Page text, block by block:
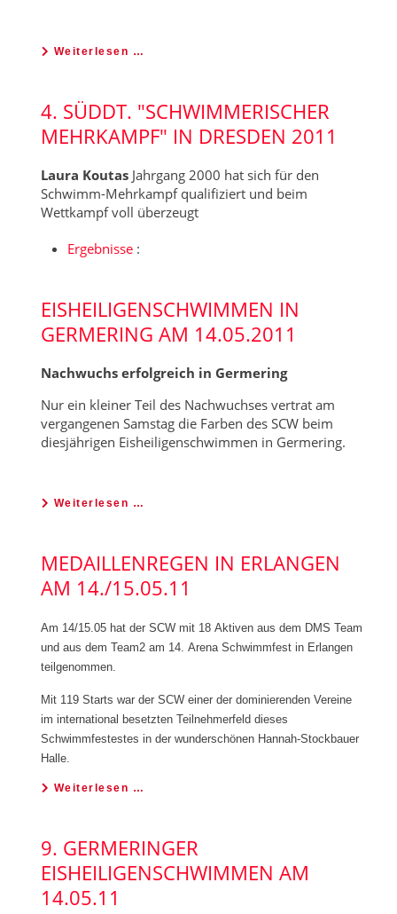
Weiterlesen …
4. SÜDDT. "SCHWIMMERISCHER
MEHRKAMPF" IN DRESDEN 2011
Laura KoutasJahrgang 2000 hat sich für den
Schwimm-Mehrkampf qualifiziert und beim
Wettkampf voll überzeugt
Ergebnisse:
EISHEILIGENSCHWIMMEN IN
GERMERING AM 14.05.2011
Nachwuchs erfolgreich in Germering
Nur ein kleiner Teil des Nachwuchses vertrat am
vergangenen Samstag die Farben des SCW beim
diesjährigen Eisheiligenschwimmen in Germering.
Weiterlesen …
MEDAILLENREGEN IN ERLANGEN
AM 14./15.05.11
Am 14/15.05 hat der SCW mit 18 Aktiven aus dem DMS Team
und aus dem Team2 am 14. Arena Schwimmfest in Erlangen
teilgenommen.
Mit 119 Starts war der SCW einer der dominierenden Vereine
im international besetzten Teilnehmerfeld dieses
Schwimmfestestes in der wunderschönen Hannah-Stockbauer
Halle.
Weiterlesen …
9. GERMERINGER
EISHEILIGENSCHWIMMEN AM
14.05.11